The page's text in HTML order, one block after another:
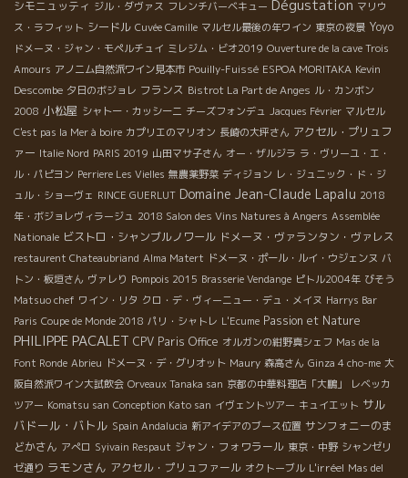
シモニュッティ ジル・ダヴァス フレンチバーベキュー Dégustation マリウ
ス・ラフィット シードル Cuvée Camille マルセル最後の年ワイン 東京の夜景 Yoyo
ドメーヌ・ジャン・モペルチュイ ミレジム・ビオ2019 Ouverture de la cave Trois
Amours アノニム自然派ワイン見本市 Pouilly-Fuissé ESPOA MORITAKA Kevin
Descombe 夕日のボジョレ フランス Bistrot La Part de Anges ル・カンボン
2008 小松屋 シャトー・カッシーニ チーズフォンデュ Jacques Février マルセル
C'est pas la Mer à boire カプリエのマリオン 長崎の大坪さん アクセル・プリュフ
ァー Italie Nord PARIS 2019 山田マサ子さん オー・ザルジラ ラ・ヴリーユ・エ・
ル・パピヨン Perriere Les Vielles 無農薬野菜 ディジョン レ・ジュニック・ド・ジ
ュル・ショーヴェ RINCE GUERLUT Domaine Jean-Claude Lapalu 2018
年・ボジョレヴィラージュ 2018 Salon des Vins Natures à Angers Assemblée
Nationale ビストロ・シャンブルノワール ドメーヌ・ヴァランタン・ヴァレス
restaurent Chateaubriand Alma Matert ドメーヌ・ポール・ルイ・ウジェンヌ バ
トン・板垣さん ヴァレり Pompois 2015 Brasserie Vendange ピトル2004年 びそう
Matsuo chef ワイン・リタ クロ・デ・ヴィーニュー・デュ・メイヌ Harrys Bar
Paris Coupe de Monde 2018 パリ・シャトレ L'Ecume Passion et Nature
PHILIPPE PACALET CPV Paris Office オルガンの紺野真シェフ Mas de la
Font Ronde Abrieu ドメーヌ・デ・グリオット Maury 森高さん Ginza 4 cho-me 大
阪自然派ワイン大試飲会 Orveaux Tanaka san 京都の中華料理店「大鵬」
レベッカ
ツアー Komatsu san Conception Kato san イヴェントツアー キュイエット サル
バドール・バトル Spain Andalucia 新アイデアのブース位置 サンフォニーのま
どかさん アぺロ Syivain Respaut ジャン・フォワラール 東京・中野 シャンゼリ
ゼ通り ラモンさん アクセル・プリュファール オクトーブル L'irréel Mas del